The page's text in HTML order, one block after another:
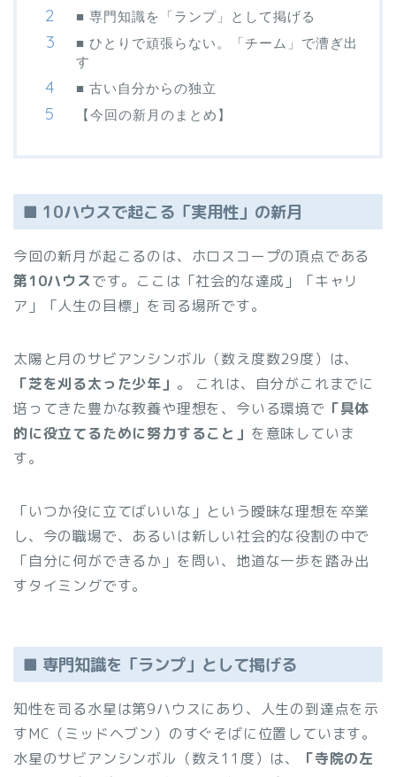
■ 専門知識を「ランプ」として掲げる
■ ひとりで頑張らない。「チーム」で漕ぎ出
す
■ 古い自分からの独立
【今回の新月のまとめ】
■ 10ハウスで起こる「実用性」の新月
今回の新月が起こるのは、ホロスコープの頂点である
第10ハウスです。ここは「社会的な達成」「キャリ
ア」「人生の目標」を司る場所です。
太陽と月のサビアンシンボル（数え度数29度）は、
「芝を刈る太った少年」 。 これは、自分がこれまでに
培ってきた豊かな教養や理想を、今いる環境で 「具体
的に役立てるために努力すること」 を意味していま
す。
「いつか役に立てばいいな」という曖昧な理想を卒業
し、今の職場で、あるいは新しい社会的な役割の中で
「自分に何ができるか」を問い、地道な一歩を踏み出
すタイミングです。
■ 専門知識を「ランプ」として掲げる
知性を司る水星は第9ハウスにあり、人生の到達点を示
すMC（ミッドヘブン）のすぐそばに位置しています。
水星のサビアンシンボル（数え11度）は、
「寺院の左